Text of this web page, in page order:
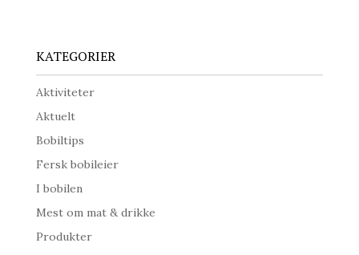
KATEGORIER
Aktiviteter
Aktuelt
Bobiltips
Fersk bobileier
I bobilen
Mest om mat & drikke
Produkter